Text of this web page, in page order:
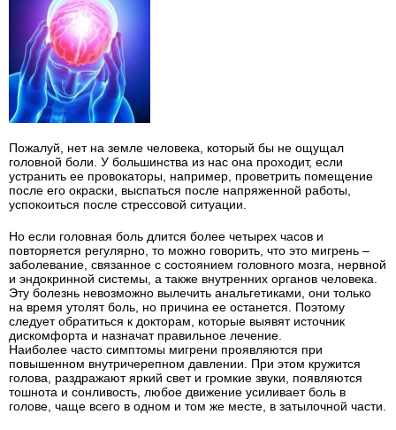
Пожалуй, нет на земле человека, который бы не ощущал
головной боли. У большинства из нас она проходит, если
устранить ее провокаторы, например, проветрить помещение
после его окраски, выспаться после напряженной работы,
успокоиться после стрессовой ситуации.
Но если головная боль длится более четырех часов и
повторяется регулярно, то можно говорить, что это мигрень –
заболевание, связанное с состоянием головного мозга, нервной
и эндокринной системы, а также внутренних органов человека.
Эту болезнь невозможно вылечить анальгетиками, они только
на время утолят боль, но причина ее останется. Поэтому
следует обратиться к докторам, которые выявят источник
дискомфорта и назначат правильное лечение.
Наиболее часто симптомы мигрени проявляются при
повышенном внутричерепном давлении. При этом кружится
голова, раздражают яркий свет и громкие звуки, появляются
тошнота и сонливость, любое движение усиливает боль в
голове, чаще всего в одном и том же месте, в затылочной части.